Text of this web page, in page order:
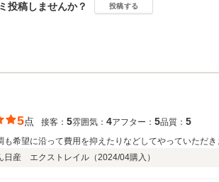
投稿しませんか？ 投稿する
5点 接客： 5雰囲気： 4アフター： 5品質： 5
も希望に沿って費用を抑えたりなどしてやっていただ
日産 エクストレイル（2024/04購入）